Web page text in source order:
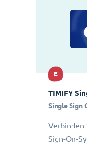
E
TIMIFY
Single Sign
Verbinden
Sign-On-